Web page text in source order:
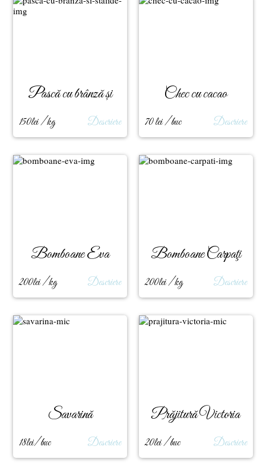
Pască cu brânză și
150lei / kg Descriere
Chec cu cacao
70 lei / buc Descriere
Bomboane Eva
200lei / kg Descriere
Bomboane Carpaţi
200lei / kg Descriere
Savarină
18lei/ buc Descriere
Prăjitură Victoria
20lei / buc Descriere